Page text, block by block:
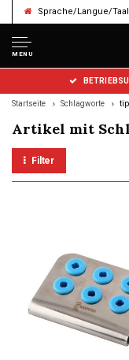
Sprache/Langue/Taal
MENU
Startseite Schlagworte
Artikel mit
Filter